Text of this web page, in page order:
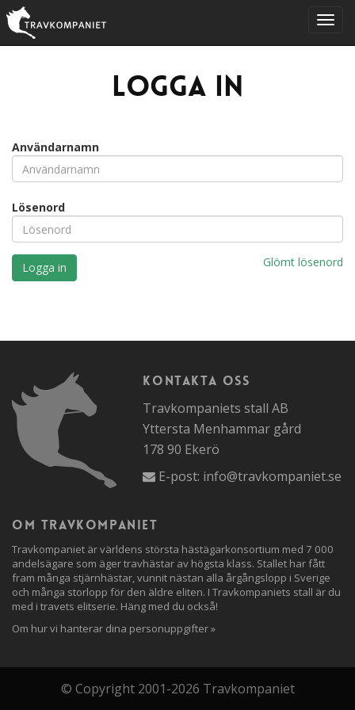
Logga in
Användarnamn
Lösenord
Glömt lösenord
Kontakta oss
Travkompaniets stall AB
Yttersta Menhammar gård
178 90 Ekerö
E-post: info@travkompaniet.se
Om travkompaniet
Travkompaniet är världens största hästägarkonsortium med 7 000
andelsägare som äger travhästar av högsta klass. Stallet har fått
fram många stjärnhästar, vunnit nästan alla årgångslopp i Sverige
och många storlopp för den äldre eliten. I Travkompaniets stall är du
med i travets elitserie. Häng med du också!
Om hur vi hanterar dina personuppgifter »
© Copyright 2001-2026 Travkompaniet